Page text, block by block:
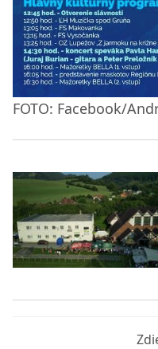
FOTO: Facebook/